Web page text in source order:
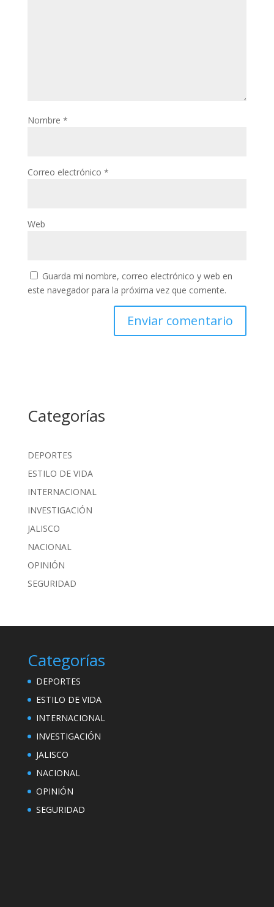
Nombre *
Correo electrónico *
Web
Guarda mi nombre, correo electrónico y web en
este navegador para la próxima vez que comente.
Categorías
DEPORTES
ESTILO DE VIDA
INTERNACIONAL
INVESTIGACIÓN
JALISCO
NACIONAL
OPINIÓN
SEGURIDAD
Categorías
DEPORTES
ESTILO DE VIDA
INTERNACIONAL
INVESTIGACIÓN
JALISCO
NACIONAL
OPINIÓN
SEGURIDAD